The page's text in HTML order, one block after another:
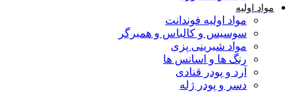
مواد اولیه
مواد اولیه فوندانت
سوسیس و کالباس و همبرگر
مواد شیرینی پزی
رنگ ها و اسانس ها
آرد و پودر قنادی
دسر و پودر ژله